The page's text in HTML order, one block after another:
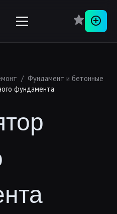
/ Фундамент и бетонные
фундамента